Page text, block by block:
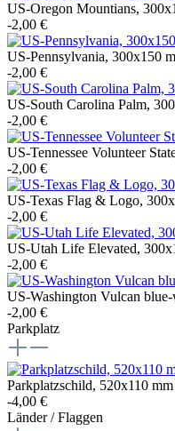
US-Oregon Mountians,
-2,00 €
US-Pennsylvania, 300x150
-2,00 €
US-South Carolina Palm,
-2,00 €
US-Tennessee Volunteer
-2,00 €
US-Texas Flag & Logo,
-2,00 €
US-Utah Life Elevated,
-2,00 €
US-Washington Vulcan
-2,00 €
Parkplatz
Parkplatzschild, 520x110 mm
-4,00 €
Länder / Flaggen